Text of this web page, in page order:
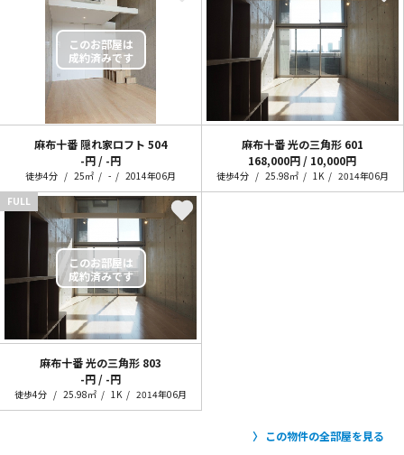
麻布十番 隠れ家ロフト 504
-円 / -円
徒歩4分 25㎡ - 2014年06月
麻布十番 光の三角形 601
168,000円 / 10,000円
徒歩4分 25.98㎡ 1K
2014年06月
FULL
麻布十番 光の三角形 803
-円 / -円
徒歩4分 25.98㎡ 1K 2014年06月
この物件の全部屋を見る